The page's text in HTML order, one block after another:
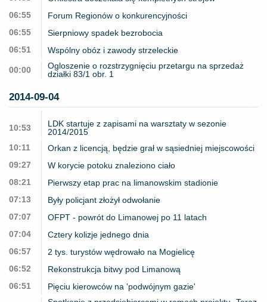
06:55
Forum Regionów o konkurencyjności
06:55
Sierpniowy spadek bezrobocia
06:51
Wspólny obóz i zawody strzeleckie
00:00
Ogloszenie o rozstrzygnięciu przetargu na sprzedaż
działki 83/1 obr. 1
2014-09-04
10:53
LDK startuje z zapisami na warsztaty w sezonie
2014/2015
10:11
Orkan z licencją, będzie grał w sąsiedniej miejscowości
09:27
W korycie potoku znaleziono ciało
08:21
Pierwszy etap prac na limanowskim stadionie
07:13
Były policjant złożył odwołanie
07:07
OFPT - powrót do Limanowej po 11 latach
07:04
Cztery kolizje jednego dnia
06:57
2 tys. turystów wędrowało na Mogielicę
06:52
Rekonstrukcja bitwy pod Limanową
06:51
Pięciu kierowców na 'podwójnym gazie'